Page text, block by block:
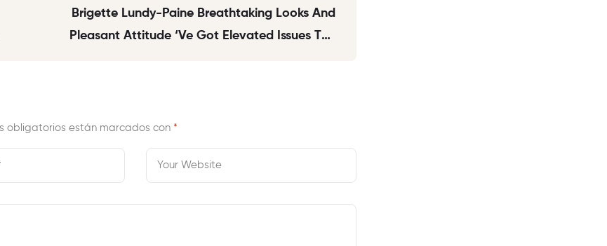
Brigette Lundy-Paine Breathtaking Looks And
Pleasant Attitude ‘ve Got Elevated Issues The
obligatorios están marcados con *